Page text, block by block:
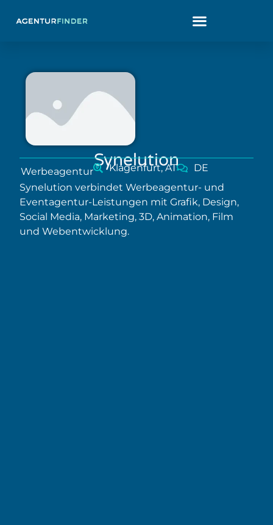
Synelution
Werbeagentur Klagenfurt, AT
DE
Synelution verbindet Werbeagentur- und
Eventagentur-Leistungen mit Grafik, Design,
Social Media, Marketing, 3D, Animation, Film
und Webentwicklung.